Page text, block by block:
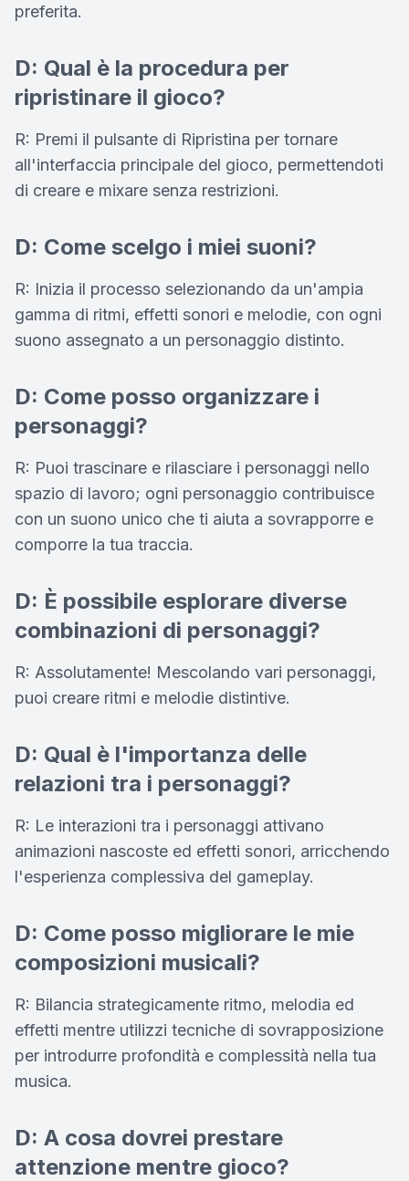
preferita.
D: Qual è la procedura per
ripristinare il gioco?
R: Premi il pulsante di Ripristina per tornare
all'interfaccia principale del gioco, permettendoti
di creare e mixare senza restrizioni.
D: Come scelgo i miei suoni?
R: Inizia il processo selezionando da un'ampia
gamma di ritmi, effetti sonori e melodie, con ogni
suono assegnato a un personaggio distinto.
D: Come posso organizzare i
personaggi?
R: Puoi trascinare e rilasciare i personaggi nello
spazio di lavoro; ogni personaggio contribuisce
con un suono unico che ti aiuta a sovrapporre e
comporre la tua traccia.
D: È possibile esplorare diverse
combinazioni di personaggi?
R: Assolutamente! Mescolando vari personaggi,
puoi creare ritmi e melodie distintive.
D: Qual è l'importanza delle
relazioni tra i personaggi?
R: Le interazioni tra i personaggi attivano
animazioni nascoste ed effetti sonori, arricchendo
l'esperienza complessiva del gameplay.
D: Come posso migliorare le mie
composizioni musicali?
R: Bilancia strategicamente ritmo, melodia ed
effetti mentre utilizzi tecniche di sovrapposizione
per introdurre profondità e complessità nella tua
musica.
D: A cosa dovrei prestare
attenzione mentre gioco?